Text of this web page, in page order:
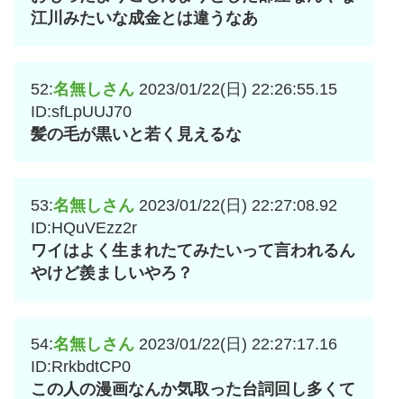
江川みたいな成金とは違うなあ
52:名無しさん 2023/01/22(日) 22:26:55.15
ID:sfLpUUJ70
髪の毛が黒いと若く見えるな
53:名無しさん 2023/01/22(日) 22:27:08.92
ID:HQuVEzz2r
ワイはよく生まれたてみたいって言われるん
やけど羨ましいやろ？
54:名無しさん 2023/01/22(日) 22:27:17.16
ID:RrkbdtCP0
この人の漫画なんか気取った台詞回し多くて